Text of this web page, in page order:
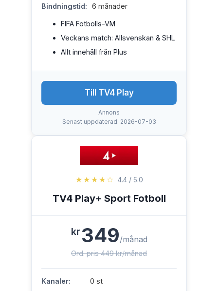
Bindningstid:
6 månader
FIFA Fotbolls-VM
Veckans match: Allsvenskan & SHL
Allt innehåll från Plus
Till TV4 Play
Annons
Senast uppdaterad: 2026-07-03
★★★★☆ 4.4 / 5.0
TV4 Play+ Sport Fotboll
kr 349/månad
Ord. pris 449 kr/månad
Kanaler:
0 st